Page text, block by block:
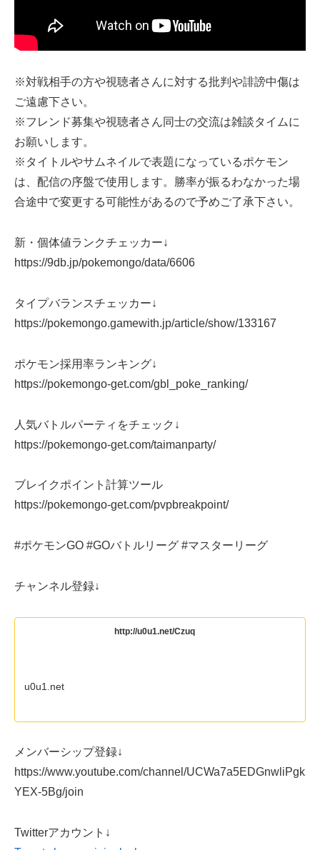
※対戦相手の方や視聴者さんに対する批判や誹謗中傷は
ご遠慮下さい。
※フレンド募集や視聴者さん同士の交流は雑談タイムに
お願いします。
※タイトルやサムネイルで表題になっているポケモン
は、配信の序盤で使用します。勝率が振るわなかった場
合途中で変更する可能性があるので予めご了承下さい。
新・個体値ランクチェッカー↓
https://9db.jp/pokemongo/data/6606
タイプバランスチェッカー↓
https://pokemongo.gamewith.jp/article/show/133167
ポケモン採用率ランキング↓
https://pokemongo-get.com/gbl_poke_ranking/
人気バトルパーティをチェック↓
https://pokemongo-get.com/taimanparty/
ブレイクポイント計算ツール
https://pokemongo-get.com/pvpbreakpoint/
#ポケモンGO #GOバトルリーグ #マスターリーグ
チャンネル登録↓
http://u0u1.net/Czuq
u0u1.net
メンバーシップ登録↓
https://www.youtube.com/channel/UCWa7a5EDGnwliPgk
YEX-5Bg/join
Twitterアカウント↓